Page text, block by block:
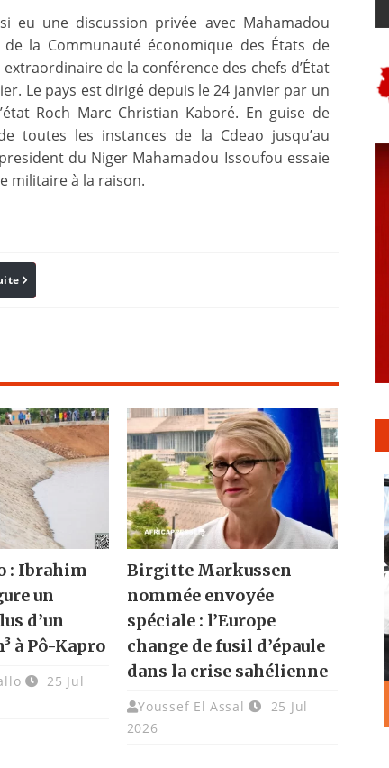
eu une discussion privée avec Mahamadou
la Communauté économique des États de
extraordinaire de la conférence des chefs d’État
Le pays est dirigé depuis le 24 janvier par un
Roch Marc Christian Kaboré. En guise de
toutes les instances de la Cdeao jusqu’au
du Niger Mahamadou Issoufou essaie
militaire à la raison.
Pinterest
: Ibrahim
un
d’un
à Pô-Kapro
25 Jul
Birgitte Markussen
nommée envoyée
spéciale : l’Europe
change de fusil d’épaule
dans la crise sahélienne
Youssef El Assal
25 Jul
2026